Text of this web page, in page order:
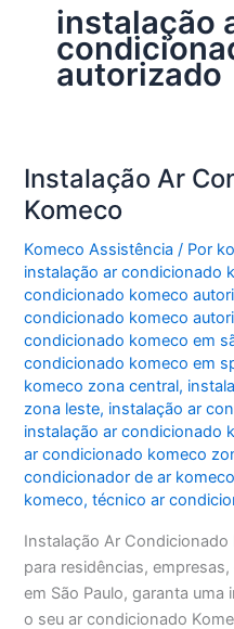
instalação
autorizado
Instalação Ar
Komeco
Komeco Assistência / Por
instalação ar condicionado
condicionado komeco
condicionado komeco
condicionado komeco em
condicionado komeco em
komeco zona central,
zona leste, instalação ar
instalação ar condicionado
ar condicionado komeco
condicionador de ar komeco
komeco,técnico ar
Instalação Ar
para residências,
em São Paulo, garanta uma
o seu ar condicionado